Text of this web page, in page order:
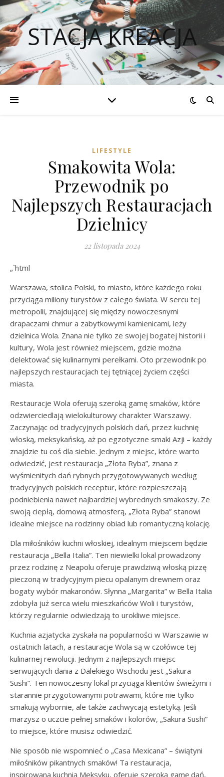
STACJA KREACJA
LIFESTYLE
Smakowita Wola:
Przewodnik po
Najlepszych Restauracjach
Dzielnicy
22 listopada 2024
„`html
Warszawa, stolica Polski, to miasto, które każdego roku
przyciąga miliony turystów z całego świata. W sercu tej
metropolii, znajdującej się między nowoczesnymi
drapaczami chmur a zabytkowymi kamienicami, leży
dzielnica Wola. Znana nie tylko ze swojej bogatej historii i
kultury, Wola jest również miejscem, gdzie można
delektować się kulinarnymi perełkami. Oto przewodnik po
najlepszych restauracjach tej tętniącej życiem części
miasta.
Restauracje Wola oferują szeroką gamę smaków, które
odzwierciedlają wielokulturowy charakter Warszawy.
Zaczynając od tradycyjnych polskich dań, przez kuchnię
włoską, meksykańską, aż po egzotyczne smaki Azji – każdy
znajdzie tu coś dla siebie. Jednym z miejsc, które warto
odwiedzić, jest restauracja „Złota Ryba”, znana z
wyśmienitych dań rybnych przygotowywanych według
tradycyjnych polskich receptur, które rozpieszczają
podniebienia nawet najbardziej wybrednych smakoszy. Ze
swoją ciepłą, domową atmosferą, „Złota Ryba” stanowi
idealne miejsce na rodzinny obiad lub romantyczną kolację.
Dla miłośników kuchni włoskiej, idealnym miejscem będzie
restauracja „Bella Italia”. Ten niewielki lokal prowadzony
przez rodzinę z Neapolu oferuje prawdziwą włoską pizzę
pieczoną w tradycyjnym piecu opalanym drewnem oraz
bogaty wybór makaronów. Słynna „Margarita” w Bella Italia
zdobyła już serca wielu mieszkańców Woli i turystów,
którzy regularnie odwiedzają to urokliwe miejsce.
Kuchnia azjatycka zyskała na popularności w Warszawie w
ostatnich latach, a restauracje Wola są w czołówce tej
kulinarnej rewolucji. Jednym z najlepszych miejsc
serwujących dania z Dalekiego Wschodu jest „Sakura
Sushi”. Ten nowoczesny lokal przyciąga klientów świeżymi i
starannie przygotowanymi potrawami, które nie tylko
smakują wybornie, ale także zachwycają estetyką. Jeśli
marzysz o uczcie pełnej smaków i kolorów, „Sakura Sushi”
to miejsce, które musisz odwiedzić.
Nie sposób nie wspomnieć o „Casa Mexicana” – świątyni
miłośników pikantnych smaków! Ta restauracja,
inspirowana kuchnią Meksyku, oferuje szeroką gamę dań,